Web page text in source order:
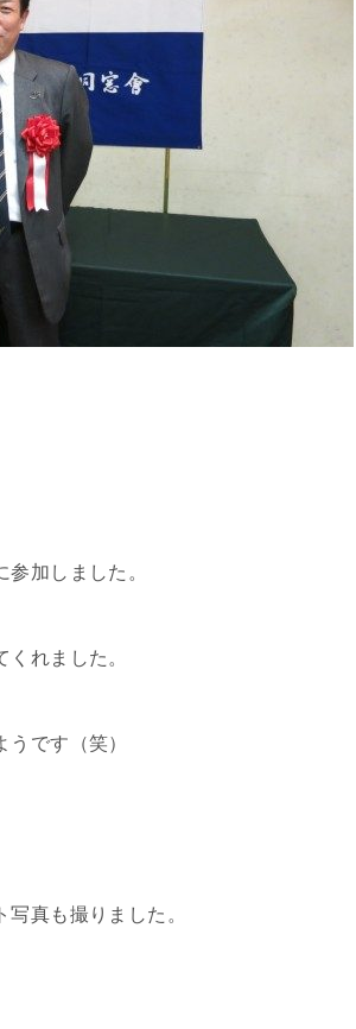
加しました。
れました。
です（笑）
真も撮りました。